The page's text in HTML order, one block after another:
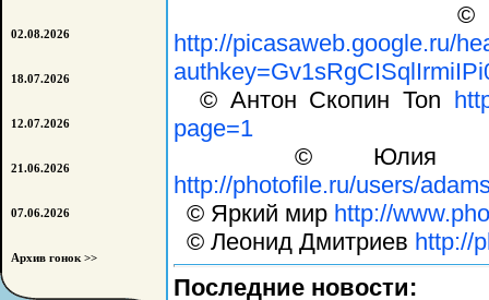
©
http://picasaweb.google.ru/
© Антон Скопин Ton
page=1
© Юлия
http://photofile.ru/users/
© Яркий мир http://
© Леонид Дмитриев http://
Последние новости:
02.08.2026
18.07.2026
12.07.2026
21.06.2026
07.06.2026
Архив гонок >>